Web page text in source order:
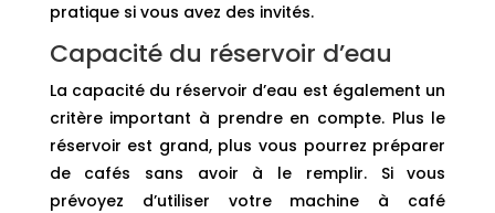
pratique si vous avez des invités.
Capacité du réservoir d’eau
La capacité du réservoir d’eau est également un
critère important à prendre en compte. Plus le
réservoir est grand, plus vous pourrez préparer
de cafés sans avoir à le remplir. Si vous
prévoyez d’utiliser votre machine à café